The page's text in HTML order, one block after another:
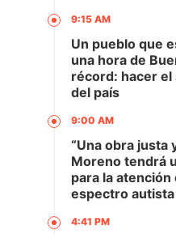
9:15 AM
Un pueblo que
una hora de
récord: hacer el
del país
9:00 AM
“Una obra justa
Moreno tendrá
para la
espectro autista
4:41 PM